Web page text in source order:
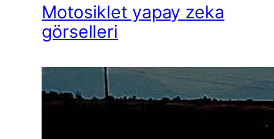
Motosiklet yapay zeka
görselleri